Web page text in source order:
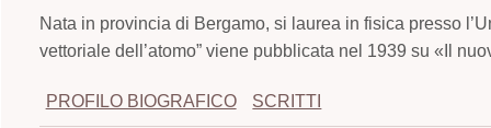
Nata in provincia di Bergamo, si laurea in fisica presso
vettoriale dell’atomo” viene pubblicata nel 1939 su «Il
PROFILO BIOGRAFICO SCRITTI